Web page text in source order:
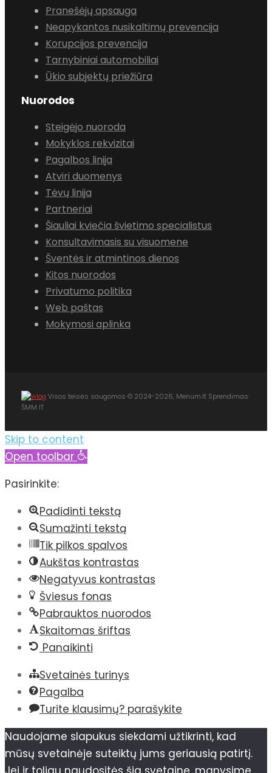
Pranešėjų apsauga
Neapykantos nusikaltimų prevencija
Korupcijos prevencija
Tarnybiniai automobiliai
Ūkio subjektų priežiūra
Nuorodos
Steigėjo nuoroda
Mokyklos rekvizitai
Pagalbos linija
Atviri duomenys
Tėvų linija
Partneriai
Šiauliai kviečia švietimo specialistus
Konsultavimasis su visuomene
Šventės ir atmintinos dienos
Kitos nuorodos
Privatumo politika
Web paštas
Mokymosi aplinka
Visos teisės saugomos © 2024-2026, Menum.lt Sprendimas:
ŠMM IT
Skip to content
Open toolbar
Pasirinkite:
Padidinti tekstą
Sumažinti tekstą
Tik pilkos spalvos
Aukštas kontrastas
Negatyvus kontrastas
Šviesus fonas
Pabrauktos nuorodos
Skaitomas šriftas
Panaikinti
Svetainės turinys
Pagalba
Turite klausimų? parašykite
Naudojame slapukus siekdami užtikrinti, kad
mūsų svetainėje suteiktų jums geriausią patirtį.